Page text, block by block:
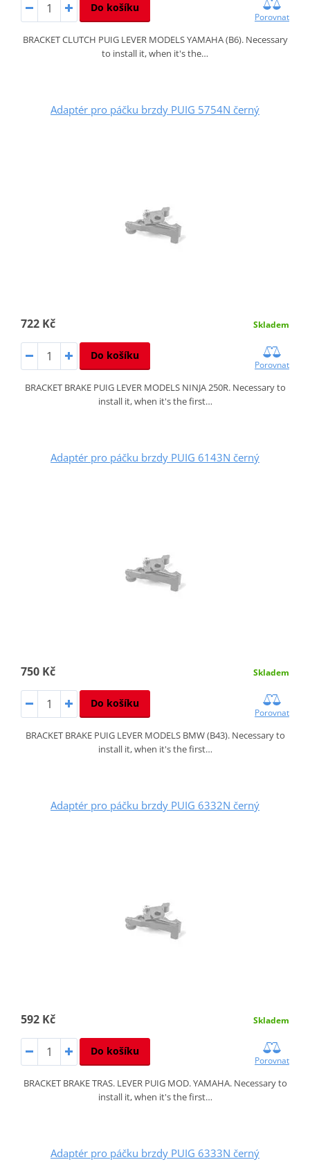
Do košíku
Porovnat
BRACKET CLUTCH PUIG LEVER MODELS YAMAHA (B6). Necessary
to install it, when it's the…
Adaptér pro páčku brzdy PUIG 5754N černý
722 Kč Skladem
Do košíku
Porovnat
BRACKET BRAKE PUIG LEVER MODELS NINJA 250R. Necessary to
install it, when it's the first…
Adaptér pro páčku brzdy PUIG 6143N černý
750 Kč Skladem
Do košíku
Porovnat
BRACKET BRAKE PUIG LEVER MODELS BMW (B43). Necessary to
install it, when it's the first…
Adaptér pro páčku brzdy PUIG 6332N černý
592 Kč Skladem
Do košíku
Porovnat
BRACKET BRAKE TRAS. LEVER PUIG MOD. YAMAHA. Necessary to
install it, when it's the first…
Adaptér pro páčku brzdy PUIG 6333N černý